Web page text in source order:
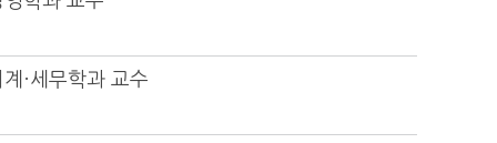
·세무학과 교수